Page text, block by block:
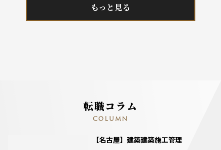
もっと見る
転職コラム
COLUMN
【名古屋】建築建築施工管理